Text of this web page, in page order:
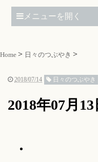
メニューを開く
Home 日々のつぶやき
2018/07/14 日々のつぶやき
2018年07月